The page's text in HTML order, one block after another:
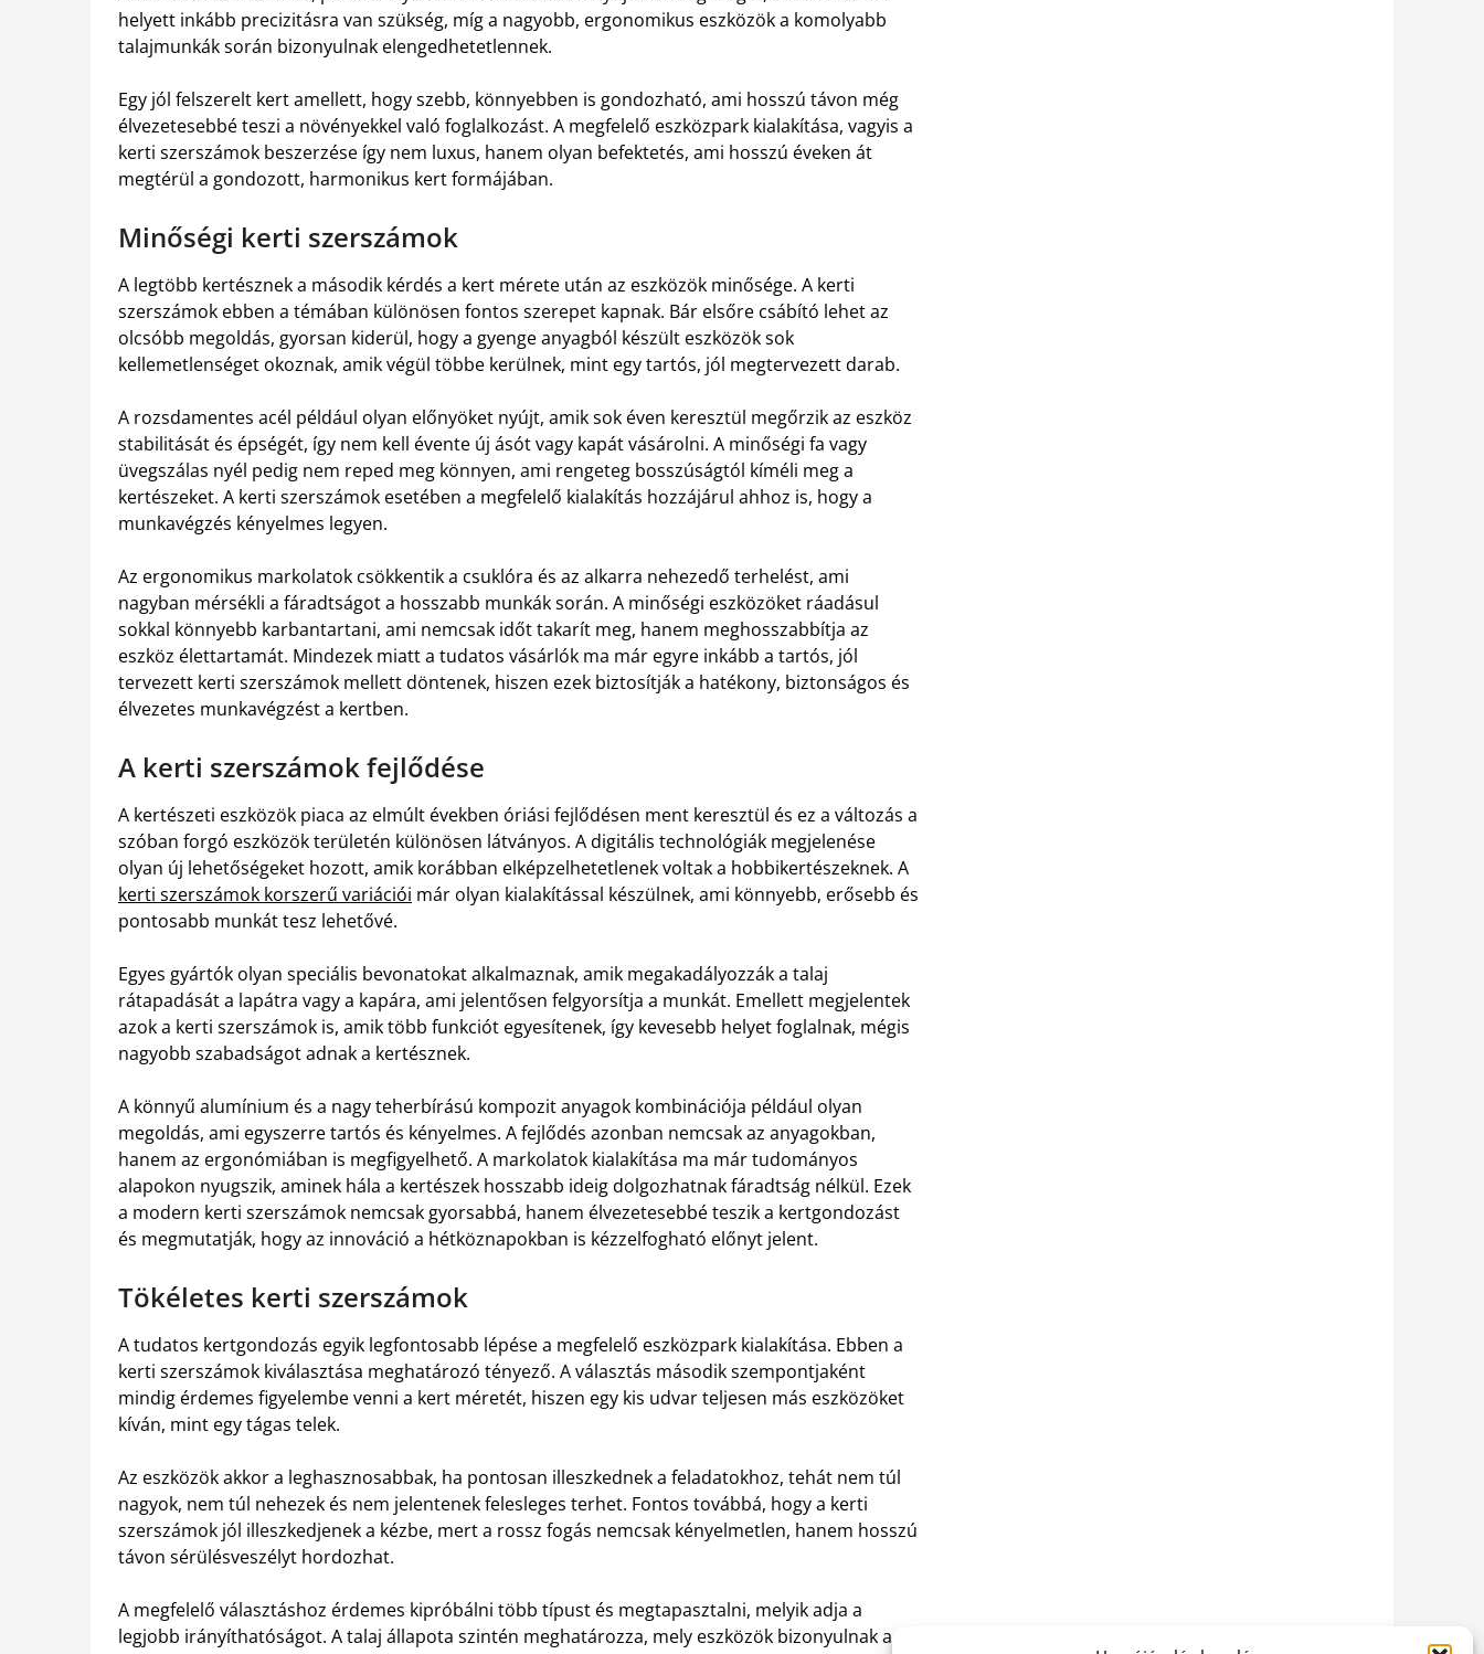
helyett inkább precizitásra van szükség, míg a nagyobb, ergonomikus eszközök a komolyabb
talajmunkák során bizonyulnak elengedhetetlennek.
Egy jól felszerelt kert amellett, hogy szebb, könnyebben is gondozható, ami hosszú távon még
élvezetesebbé teszi a növényekkel való foglalkozást. A megfelelő eszközpark kialakítása, vagyis a
kerti szerszámok beszerzése így nem luxus, hanem olyan befektetés, ami hosszú éveken át
megtérül a gondozott, harmonikus kert formájában.
Minőségi kerti szerszámok
A legtöbb kertésznek a második kérdés a kert mérete után az eszközök minősége. A kerti
szerszámok ebben a témában különösen fontos szerepet kapnak. Bár elsőre csábító lehet az
olcsóbb megoldás, gyorsan kiderül, hogy a gyenge anyagból készült eszközök sok
kellemetlenséget okoznak, amik végül többe kerülnek, mint egy tartós, jól megtervezett darab.
A rozsdamentes acél például olyan előnyöket nyújt, amik sok éven keresztül megőrzik az eszköz
stabilitását és épségét, így nem kell évente új ásót vagy kapát vásárolni. A minőségi fa vagy
üvegszálas nyél pedig nem reped meg könnyen, ami rengeteg bosszúságtól kíméli meg a
kertészeket. A kerti szerszámok esetében a megfelelő kialakítás hozzájárul ahhoz is, hogy a
munkavégzés kényelmes legyen.
Az ergonomikus markolatok csökkentik a csuklóra és az alkarra nehezedő terhelést, ami
nagyban mérsékli a fáradtságot a hosszabb munkák során. A minőségi eszközöket ráadásul
sokkal könnyebb karbantartani, ami nemcsak időt takarít meg, hanem meghosszabbítja az
eszköz élettartamát. Mindezek miatt a tudatos vásárlók ma már egyre inkább a tartós, jól
tervezett kerti szerszámok mellett döntenek, hiszen ezek biztosítják a hatékony, biztonságos és
élvezetes munkavégzést a kertben.
A kerti szerszámok fejlődése
A kertészeti eszközök piaca az elmúlt években óriási fejlődésen ment keresztül és ez a változás a
szóban forgó eszközök területén különösen látványos. A digitális technológiák megjelenése
olyan új lehetőségeket hozott, amik korábban elképzelhetetlenek voltak a hobbikertészeknek. A
kerti szerszámok korszerű variációi már olyan kialakítással készülnek, ami könnyebb, erősebb és
pontosabb munkát tesz lehetővé.
Egyes gyártók olyan speciális bevonatokat alkalmaznak, amik megakadályozzák a talaj
rátapadását a lapátra vagy a kapára, ami jelentősen felgyorsítja a munkát. Emellett megjelentek
azok a kerti szerszámok is, amik több funkciót egyesítenek, így kevesebb helyet foglalnak, mégis
nagyobb szabadságot adnak a kertésznek.
A könnyű alumínium és a nagy teherbírású kompozit anyagok kombinációja például olyan
megoldás, ami egyszerre tartós és kényelmes. A fejlődés azonban nemcsak az anyagokban,
hanem az ergonómiában is megfigyelhető. A markolatok kialakítása ma már tudományos
alapokon nyugszik, aminek hála a kertészek hosszabb ideig dolgozhatnak fáradtság nélkül. Ezek
a modern kerti szerszámok nemcsak gyorsabbá, hanem élvezetesebbé teszik a kertgondozást
és megmutatják, hogy az innováció a hétköznapokban is kézzelfogható előnyt jelent.
Tökéletes kerti szerszámok
A tudatos kertgondozás egyik legfontosabb lépése a megfelelő eszközpark kialakítása. Ebben a
kerti szerszámok kiválasztása meghatározó tényező. A választás második szempontjaként
mindig érdemes figyelembe venni a kert méretét, hiszen egy kis udvar teljesen más eszközöket
kíván, mint egy tágas telek.
Az eszközök akkor a leghasznosabbak, ha pontosan illeszkednek a feladatokhoz, tehát nem túl
nagyok, nem túl nehezek és nem jelentenek felesleges terhet. Fontos továbbá, hogy a kerti
szerszámok jól illeszkedjenek a kézbe, mert a rossz fogás nemcsak kényelmetlen, hanem hosszú
távon sérülésveszélyt hordozhat.
A megfelelő választáshoz érdemes kipróbálni több típust és megtapasztalni, melyik adja a
legjobb irányíthatóságot. A talaj állapota szintén meghatározza, mely eszközök bizonyulnak a